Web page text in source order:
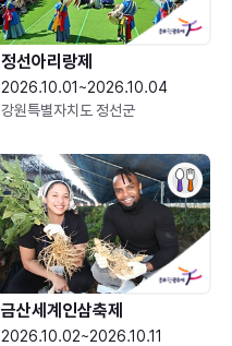
정선아리랑제
2026.10.01~2026.10.04
강원특별자치도 정선군
금산세계인삼축제
2026.10.02~2026.10.11